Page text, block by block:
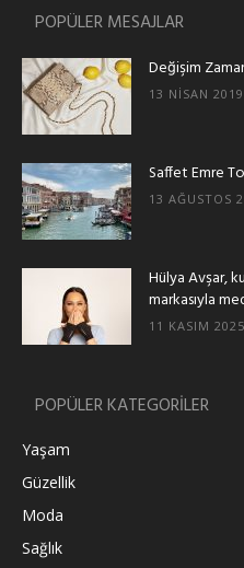
POPÜLER MESAJLAR
Değişim
13 NISAN 2019
Saffet Emre
13 AĞUSTOS
Hülya Avşar,
markasıyla
11 KASIM 2025
POPÜLER KATEGORİLER
Yaşam
Güzellik
Moda
Sağlık